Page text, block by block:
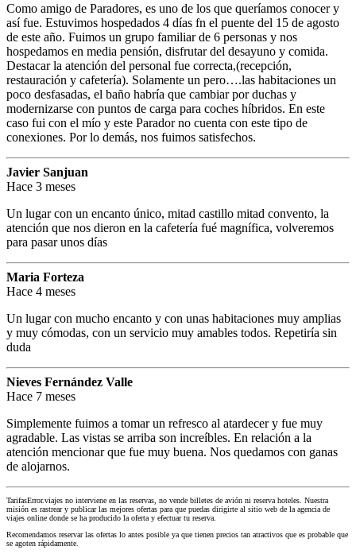
Como amigo de Paradores, es uno de los que queríamos conocer y
así fue. Estuvimos hospedados 4 días fn el puente del 15 de agosto
de este año. Fuimos un grupo familiar de 6 personas y nos
hospedamos en media pensión, disfrutar del desayuno y comida.
Destacar la atención del personal fue correcta,(recepción,
restauración y cafetería). Solamente un pero….las habitaciones un
poco desfasadas, el baño habría que cambiar por duchas y
modernizarse con puntos de carga para coches híbridos. En este
caso fui con el mío y este Parador no cuenta con este tipo de
conexiones. Por lo demás, nos fuimos satisfechos.
Javier Sanjuan
Hace 3 meses
Un lugar con un encanto único, mitad castillo mitad convento, la
atención que nos dieron en la cafetería fué magnífica, volveremos
para pasar unos días
Maria Forteza
Hace 4 meses
Un lugar con mucho encanto y con unas habitaciones muy amplias
y muy cómodas, con un servicio muy amables todos. Repetiría sin
duda
Nieves Fernández Valle
Hace 7 meses
Simplemente fuimos a tomar un refresco al atardecer y fue muy
agradable. Las vistas se arriba son increíbles. En relación a la
atención mencionar que fue muy buena. Nos quedamos con ganas
de alojarnos.
TarifasError.viajes no interviene en las reservas, no vende billetes de avión ni reserva hoteles. Nuestra
misión es rastrear y publicar las mejores ofertas para que puedas dirigirte al sitio web de la agencia de
viajes online donde se ha producido la oferta y efectuar tu reserva.
Recomendamos reservar las ofertas lo antes posible ya que tienen precios tan atractivos que es probable que
se agoten rápidamente.